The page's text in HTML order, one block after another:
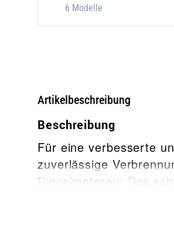
6 Modelle
Artikelbeschreibung
Beschreibung
Für eine verbesserte
zuverlässige
Dieselmotoren: Das
Vorheizen und die